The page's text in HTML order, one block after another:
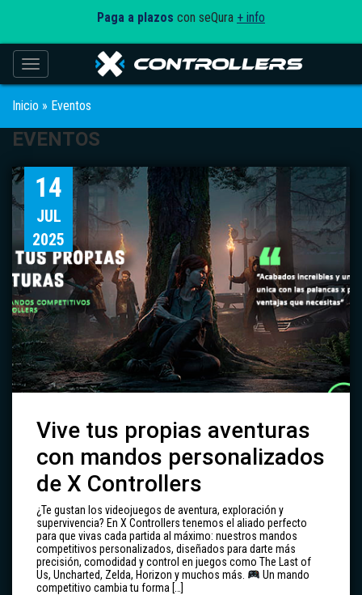
Paga a plazos con seQura + info
Toggle navigation
Inicio » Eventos
EVENTOS
14
JUL
2025
Vive tus propias aventuras
con mandos personalizados
de X Controllers
¿Te gustan los videojuegos de aventura, exploración y
supervivencia? En X Controllers tenemos el aliado perfecto
para que vivas cada partida al máximo: nuestros mandos
competitivos personalizados, diseñados para darte más
precisión, comodidad y control en juegos como The Last of
Us, Uncharted, Zelda, Horizon y muchos más.
Un mando
competitivo cambia tu forma […]